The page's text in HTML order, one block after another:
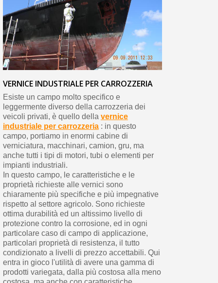
VERNICE INDUSTRIALE PER CARROZZERIA
Esiste un campo molto specifico e
leggermente diverso della carrozzeria dei
veicoli privati, è quello della vernice
industriale per carrozzeria: in questo
campo, portiamo in enormi cabine di
verniciatura, macchinari, camion, gru, ma
anche tutti i tipi di motori, tubi o elementi per
impianti industriali.
In questo campo, le caratteristiche e le
proprietà richieste alle vernici sono
chiaramente più specifiche e più impegnative
rispetto al settore agricolo. Sono richieste
ottima durabilità ed un altissimo livello di
protezione contro la corrosione, ed in ogni
particolare caso di campo di applicazione,
particolari proprietà di resistenza, il tutto
condizionato a livelli di prezzo accettabili. Qui
entra in gioco l'utilità di avere una gamma di
prodotti variegata, dalla più costosa alla meno